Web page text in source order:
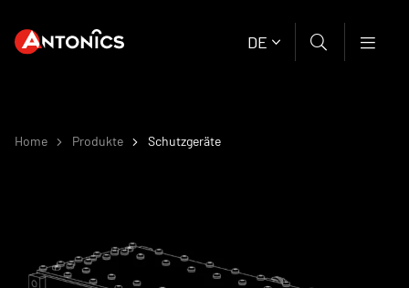
DE
Home Produkte Schutzgeräte